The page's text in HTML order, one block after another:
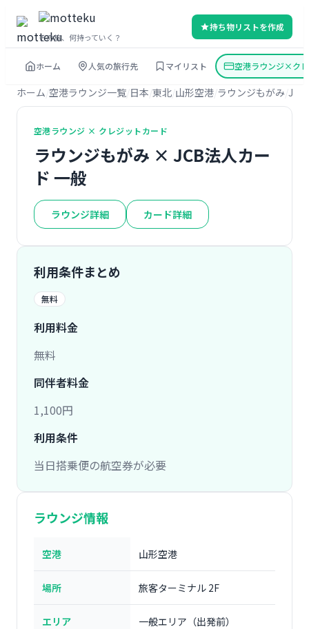
その旅、何持っていく？
持ち物リストを作成
ホーム 人気の旅行先 マイリスト 空港ラウンジ×ク
ホーム 空港ラウンジ一覧 日本 東北 山形空港 ラウンジもがみ JCB
空港ラウンジ × クレジットカード
ラウンジもがみ × JCB法人カー
ド 一般
ラウンジ詳細 カード詳細
利用条件まとめ
無料
利用料金
無料
同伴者料金
1,100円
利用条件
当日搭乗便の航空券が必要
ラウンジ情報
空港 山形空港
場所 旅客ターミナル 2F
エリア 一般エリア（出発前）